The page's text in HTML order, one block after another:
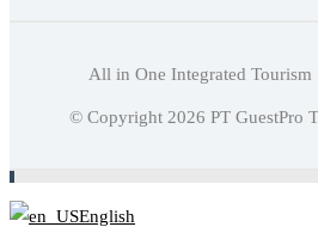
All in One Integrated Tourism
© Copyright 2026 PT GuestPro
Baca juga: Pengertian Walk in
English